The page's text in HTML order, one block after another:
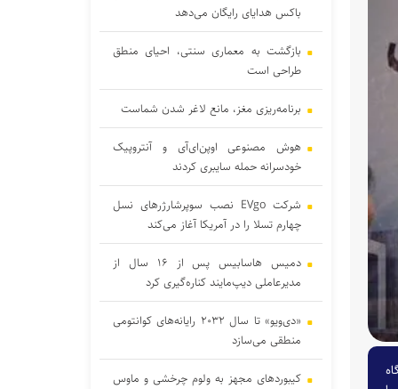
باکس هدایای رایگان می‌دهد
بازگشت به معماری سنتی، احیای منطق
طراحی است
برنامه‌ریزی مغز، مانع لاغر شدن‌ شماست
هوش مصنوعی اوپن‌ای‌آی و آنتروپیک
خودسرانه حمله سایبری کردند
شرکت EVgo نصب سوپرشارژرهای نسل
چهارم تسلا را در آمریکا آغاز می‌کند
دمیس هاسابیس پس از ۱۶ سال از
مدیرعاملی دیپ‌مایند کناره‌گیری کرد
«دی‌ویو» تا سال ۲۰۳۲ رایانه‌های کوانتومی
منطقی می‌سازد
کیبوردهای مجهز به ولوم چرخشی و ماوس